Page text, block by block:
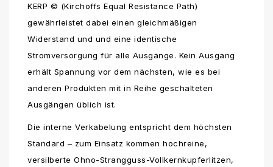
KERP © (Kirchoffs Equal Resistance Path)
gewährleistet dabei einen gleichmäßigen
Widerstand und und eine identische
Stromversorgung für alle Ausgänge. Kein Ausgang
erhält Spannung vor dem nächsten, wie es bei
anderen Produkten mit in Reihe geschalteten
Ausgängen üblich ist.
Die interne Verkabelung entspricht dem höchsten
Standard – zum Einsatz kommen hochreine,
versilberte Ohno-Strangguss-Vollkernkupferlitzen,